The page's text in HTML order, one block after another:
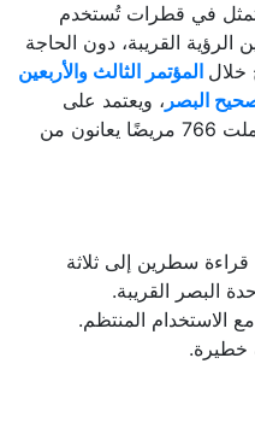
يتمثل في قطرات تُستخدم
القريبة، دون الحاجة
خلال المؤتمر الثالث والأربعين
البصر ، ويعتمد على
دراسة تعتمد على بيانات سابقة شملت 766 مريضًا يعانون من
سطرين إلى ثلاثة
البصر القريبة.
الاستخدام المنتظم.
خطيرة.